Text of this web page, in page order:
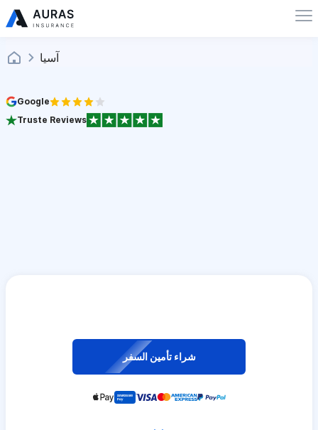
آسيا
Google
Truste Reviews
شراء تأمين السفر